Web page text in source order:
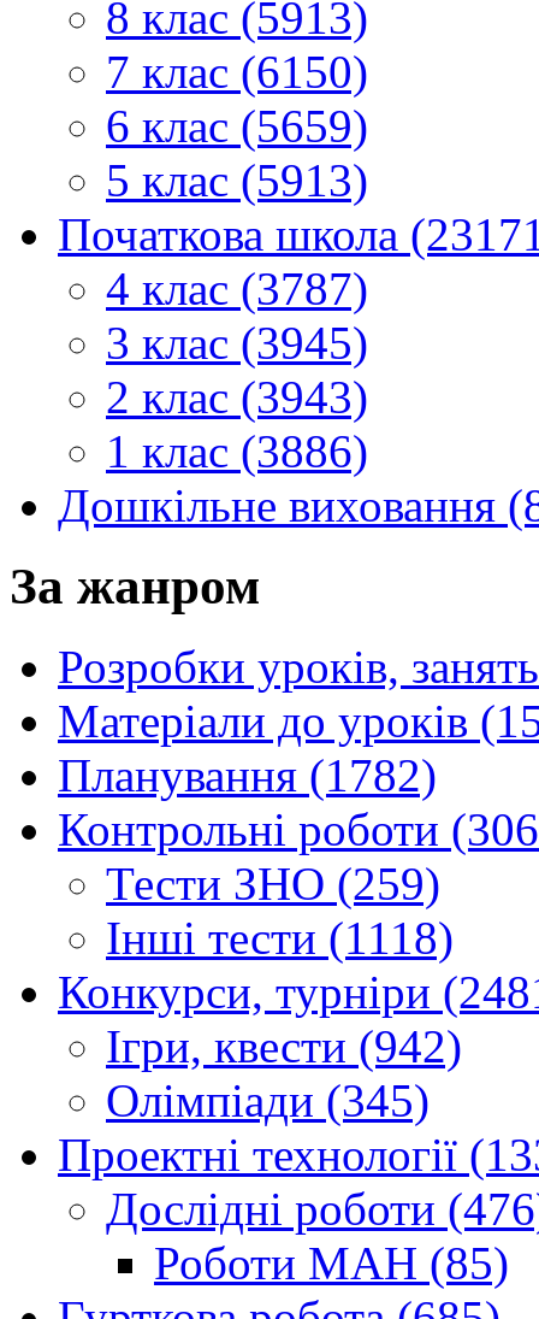
8 клас (5913)
7 клас (6150)
6 клас (5659)
5 клас (5913)
Початкова школа
4 клас (3787)
3 клас (3945)
2 клас (3943)
1 клас (3886)
Дошкільне виховання
За жанром
Розробки уроків,
Матеріали до уроків
Планування (1782)
Контрольні роботи
Тести ЗНО (259)
Інші тести (1118)
Конкурси, турніри
Ігри, квести (942)
Олімпіади (345)
Проектні технології
Дослідні роботи
Роботи МАН (85)